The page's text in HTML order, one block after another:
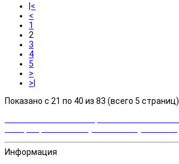
|<
<
1
2
3
4
5
>
>|
Показано с 21 по 40 из 83 (всего 5 страниц)
Информация